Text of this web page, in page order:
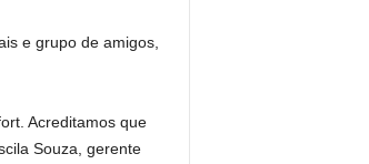
e grupo de amigos,
Acreditamos que
Souza, gerente